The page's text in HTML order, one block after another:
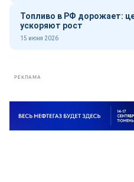
Топливо в РФ дорожает:
ускоряют рост
15 июня 2026
РЕКЛАМА